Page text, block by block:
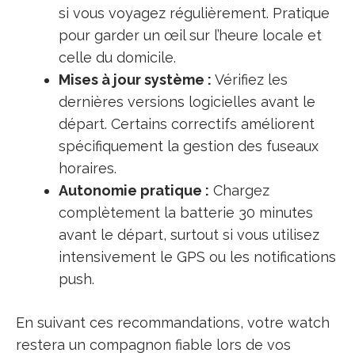
si vous voyagez régulièrement. Pratique
pour garder un œil sur l’heure locale et
celle du domicile.
Mises à jour système : Vérifiez les
dernières versions logicielles avant le
départ. Certains correctifs améliorent
spécifiquement la gestion des fuseaux
horaires.
Autonomie pratique : Chargez
complètement la batterie 30 minutes
avant le départ, surtout si vous utilisez
intensivement le GPS ou les notifications
push.
En suivant ces recommandations, votre watch
restera un compagnon fiable lors de vos